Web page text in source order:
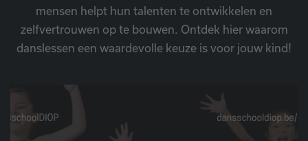
mensen helpt hun talenten te ontwikkelen en
zelfvertrouwen op te bouwen. Ontdek hier waarom
danslessen een waardevolle keuze is voor jouw kind!